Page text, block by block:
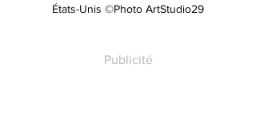
États-Unis ©Photo ArtStudio29
Publicité